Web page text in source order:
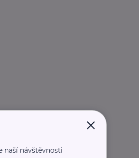
×
naší návštěvnosti